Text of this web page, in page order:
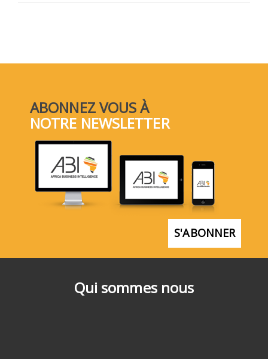
Qui sommes nous
ABONNEZ VOUS À
NOTRE NEWSLETTER
S'ABONNER